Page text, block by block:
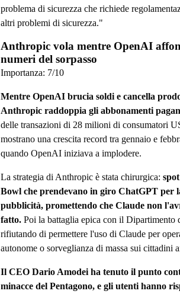
problema di sicurezza che richiede
altri problemi di sicurezza."
Anthropic vola mentre OpenAI
numeri del sorpasso
Importanza: 7/10
Mentre OpenAI brucia soldi e cancella
Anthropic raddoppia gli abbonamenti
delle transazioni di 28 milioni di consumatori
mostrano una crescita record tra gennaio e
quando OpenAI iniziava a implodere.
La strategia di Anthropic è stata chirurgica:
Bowl che prendevano in giro ChatGPT per
pubblicità, promettendo che Claude non
fatto. Poi la battaglia epica con il Dipartimento
rifiutando di permettere l'uso di Claude per
autonome o sorveglianza di massa sui cittadini
Il CEO Dario Amodei ha tenuto il punto
minacce del Pentagono, e gli utenti hanno